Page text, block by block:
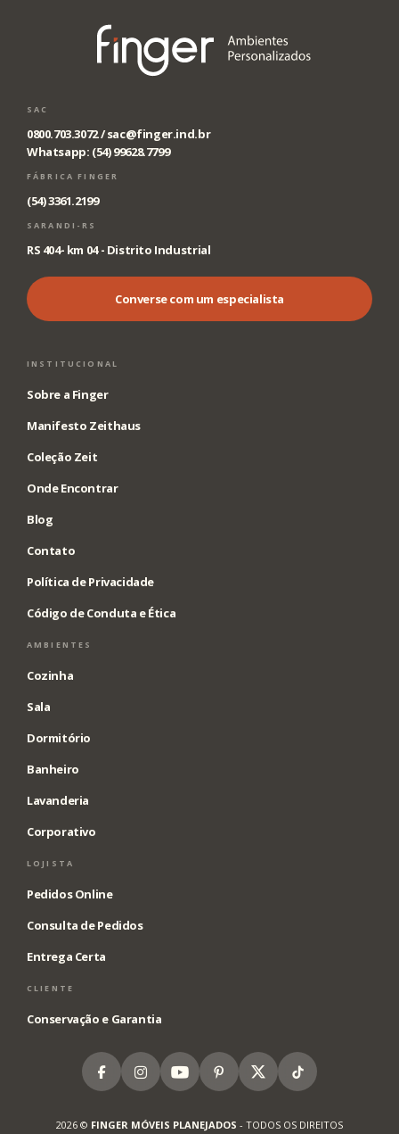
SAC
0800.703.3072 /sac@finger.ind.br
Whatsapp: (54) 99628.7799
FÁBRICA FINGER
(54) 3361.2199
SARANDI-RS
RS 404- km 04 - Distrito Industrial
Converse com um especialista
INSTITUCIONAL
Sobre a Finger
Manifesto Zeithaus
Coleção Zeit
Onde Encontrar
Blog
Contato
Política de Privacidade
Código de Conduta e Ética
AMBIENTES
Cozinha
Sala
Dormitório
Banheiro
Lavanderia
Corporativo
LOJISTA
Pedidos Online
Consulta de Pedidos
Entrega Certa
CLIENTE
Conservação e Garantia
FacebookInstagramYoutubePinterest
X Tiktok
2026 © FINGER MÓVEIS PLANEJADOS - TODOS OS DIREITOS